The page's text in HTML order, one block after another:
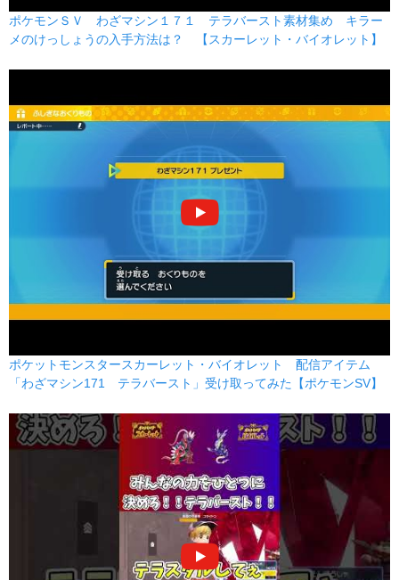
ポケモンＳＶ わざマシン１７１ テラバースト素材集め キラー
メのけっしょうの入手方法は？ 【スカーレット・バイオレット】
ポケットモンスタースカーレット・バイオレット 配信アイテム
「わざマシン171 テラバースト」受け取ってみた【ポケモンSV】